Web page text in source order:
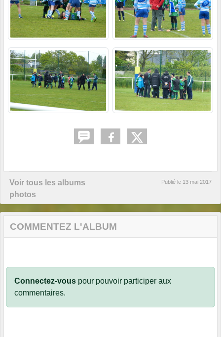
Voir tous les albums
photos
Publié le 13 mai 2017
COMMENTEZ L'ALBUM
Connectez-vous pour pouvoir participer aux
commentaires.